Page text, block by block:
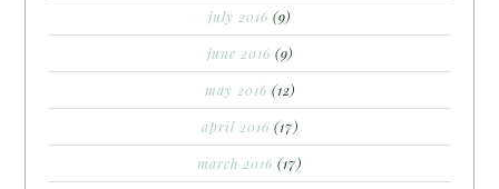
july 2016 (9)
june 2016 (9)
may 2016 (12)
april 2016 (17)
march 2016 (17)